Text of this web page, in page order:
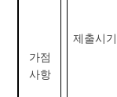
가점
사항
제출시기